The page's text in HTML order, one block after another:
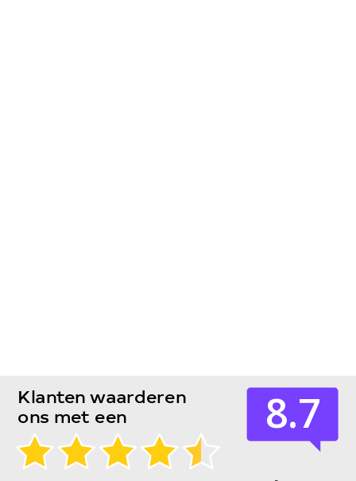
Klanten waarderen
ons met een 8.7